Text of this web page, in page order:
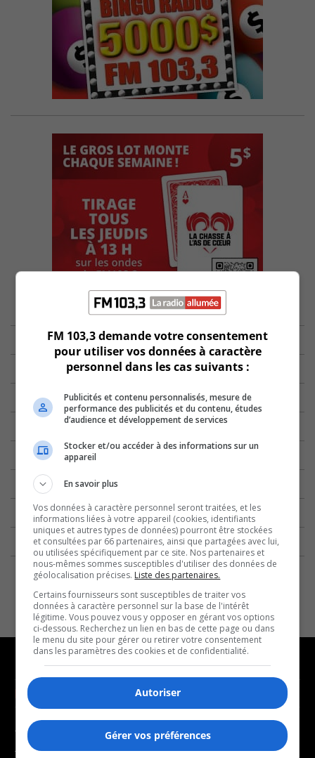
NOUVELLES
- Affaires municipales
- Communauté / Social
MUSIQUE
- Décompte franco
- Joué récemment
FM 103,3 demande votre consentement
pour utiliser vos données à caractère
personnel dans les cas suivants :
Publicités et contenu personnalisés, mesure de
performance des publicités et du contenu, études
d’audience et développement de services
Stocker et/ou accéder à des informations sur un
appareil
En savoir plus
Vos données à caractère personnel seront traitées, et les
informations liées à votre appareil (cookies, identifiants
uniques et autres types de données) pourront être stockées
et consultées par 66 partenaires, ainsi que partagées avec lui,
ou utilisées spécifiquement par ce site. Nos partenaires et
nous-mêmes sommes susceptibles d'utiliser des données de
géolocalisation précises. Liste des partenaires.
Certains fournisseurs sont susceptibles de traiter vos
données à caractère personnel sur la base de l'intérêt
légitime. Vous pouvez vous y opposer en gérant vos options
ci-dessous. Recherchez un lien en bas de cette page ou dans
le menu du site pour gérer ou retirer votre consentement
dans les paramètres des cookies et de confidentialité.
Autoriser
Gérer vos préférences